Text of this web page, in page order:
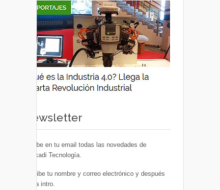
Newsletter
Recibe en tu email todas las novedades de
Euskadi Tecnología.
Escribe tu nombre y correo electrónico y después
pulsa intro.